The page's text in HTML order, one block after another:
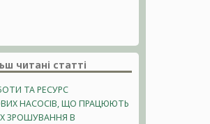
читані статті
ТА РЕСУРС
НАСОСІВ, ЩО ПРАЦЮЮТЬ
ЗРОШУВАННЯ В